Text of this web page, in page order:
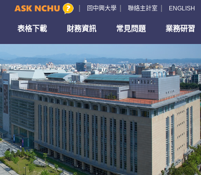
回中興大學 聯絡主計室 ENGLISH
表格下載 財務資訊 常見問題 業務研習